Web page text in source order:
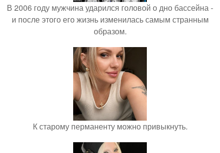
В 2006 году мужчина ударился головой о дно бассейна -
и после этого его жизнь изменилась самым странным
образом.
К старому перманенту можно привыкнуть.